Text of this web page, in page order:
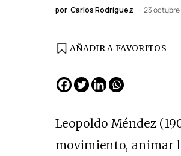
por Carlos Rodríguez 23
AÑADIR A FAVORITOS
Leopoldo Méndez
movimiento, animar